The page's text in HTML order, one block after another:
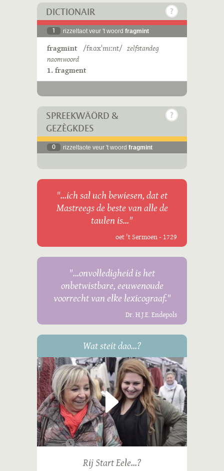
DICTIONAIR
1 rizzeltaot veur 't woord fragmint
fragmint /fʀɑxˈmɪːnt/ zelfstandeg
naomwoord
1. fragment
SPREEKWÄÖRD &
GEZÈGKDES
0 rizzeltaote veur 't woord fragmint
"...ich sal uch bewiesen, dat et
Mastreegs de beste van alle de
taulen is..."
oet 't Sermoen - 1729
"...onvolledigheid is het
onbetwistbare, eeuwenoude
voorrecht van elke lexicograaf."
Dr. H.J.E. Endepols
Wat steit dao...?
Rij Start Eele...?